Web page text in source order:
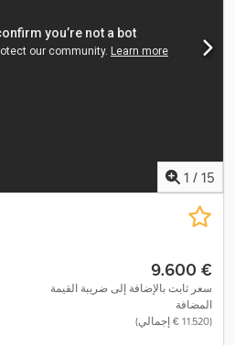
1 / 15
‏9.600 €
سعر ثابت بالإضافة إلى ضريبة القيمة
المضافة
(‏11.520 € إجمالي)